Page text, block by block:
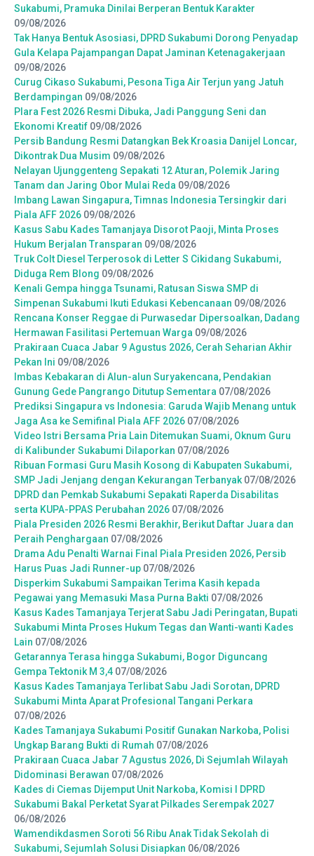
Sukabumi, Pramuka Dinilai Berperan Bentuk Karakter
09/08/2026
Tak Hanya Bentuk Asosiasi, DPRD Sukabumi Dorong Penyadap
Gula Kelapa Pajampangan Dapat Jaminan Ketenagakerjaan
09/08/2026
Curug Cikaso Sukabumi, Pesona Tiga Air Terjun yang Jatuh
Berdampingan 09/08/2026
Plara Fest 2026 Resmi Dibuka, Jadi Panggung Seni dan
Ekonomi Kreatif 09/08/2026
Persib Bandung Resmi Datangkan Bek Kroasia Danijel Loncar,
Dikontrak Dua Musim 09/08/2026
Nelayan Ujunggenteng Sepakati 12 Aturan, Polemik Jaring
Tanam dan Jaring Obor Mulai Reda 09/08/2026
Imbang Lawan Singapura, Timnas Indonesia Tersingkir dari
Piala AFF 2026 09/08/2026
Kasus Sabu Kades Tamanjaya Disorot Paoji, Minta Proses
Hukum Berjalan Transparan 09/08/2026
Truk Colt Diesel Terperosok di Letter S Cikidang Sukabumi,
Diduga Rem Blong 09/08/2026
Kenali Gempa hingga Tsunami, Ratusan Siswa SMP di
Simpenan Sukabumi Ikuti Edukasi Kebencanaan 09/08/2026
Rencana Konser Reggae di Purwasedar Dipersoalkan, Dadang
Hermawan Fasilitasi Pertemuan Warga 09/08/2026
Prakiraan Cuaca Jabar 9 Agustus 2026, Cerah Seharian Akhir
Pekan Ini 09/08/2026
Imbas Kebakaran di Alun-alun Suryakencana, Pendakian
Gunung Gede Pangrango Ditutup Sementara 07/08/2026
Prediksi Singapura vs Indonesia: Garuda Wajib Menang untuk
Jaga Asa ke Semifinal Piala AFF 2026 07/08/2026
Video Istri Bersama Pria Lain Ditemukan Suami, Oknum Guru
di Kalibunder Sukabumi Dilaporkan 07/08/2026
Ribuan Formasi Guru Masih Kosong di Kabupaten Sukabumi,
SMP Jadi Jenjang dengan Kekurangan Terbanyak 07/08/2026
DPRD dan Pemkab Sukabumi Sepakati Raperda Disabilitas
serta KUPA-PPAS Perubahan 2026 07/08/2026
Piala Presiden 2026 Resmi Berakhir, Berikut Daftar Juara dan
Peraih Penghargaan 07/08/2026
Drama Adu Penalti Warnai Final Piala Presiden 2026, Persib
Harus Puas Jadi Runner-up 07/08/2026
Disperkim Sukabumi Sampaikan Terima Kasih kepada
Pegawai yang Memasuki Masa Purna Bakti 07/08/2026
Kasus Kades Tamanjaya Terjerat Sabu Jadi Peringatan, Bupati
Sukabumi Minta Proses Hukum Tegas dan Wanti-wanti Kades
Lain 07/08/2026
Getarannya Terasa hingga Sukabumi, Bogor Diguncang
Gempa Tektonik M 3,4 07/08/2026
Kasus Kades Tamanjaya Terlibat Sabu Jadi Sorotan, DPRD
Sukabumi Minta Aparat Profesional Tangani Perkara
07/08/2026
Kades Tamanjaya Sukabumi Positif Gunakan Narkoba, Polisi
Ungkap Barang Bukti di Rumah 07/08/2026
Prakiraan Cuaca Jabar 7 Agustus 2026, Di Sejumlah Wilayah
Didominasi Berawan 07/08/2026
Kades di Ciemas Dijemput Unit Narkoba, Komisi I DPRD
Sukabumi Bakal Perketat Syarat Pilkades Serempak 2027
06/08/2026
Wamendikdasmen Soroti 56 Ribu Anak Tidak Sekolah di
Sukabumi, Sejumlah Solusi Disiapkan 06/08/2026